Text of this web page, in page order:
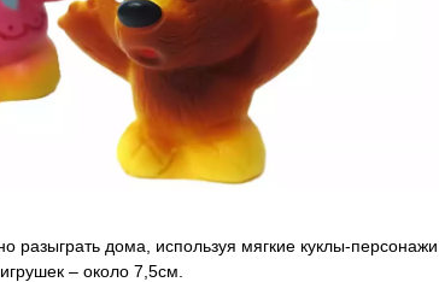
разыграть дома, используя мягкие куклы-
– около 7,5см.